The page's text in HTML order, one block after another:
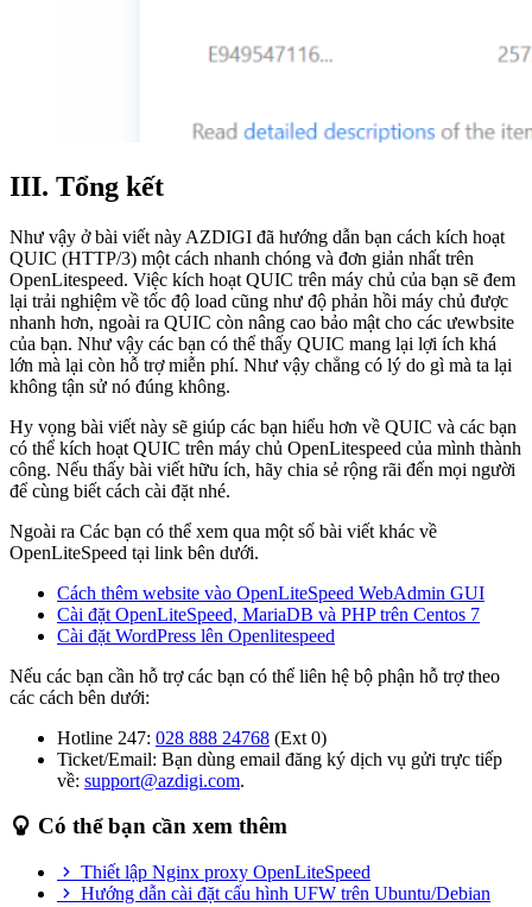
III. Tổng kết
Như vậy ở bài viết này AZDIGI đã hướng dẫn bạn cách kích hoạt
QUIC (HTTP/3) một cách nhanh chóng và đơn giản nhất trên
OpenLitespeed. Việc kích hoạt QUIC trên máy chủ của bạn sẽ đem
lại trải nghiệm về tốc độ load cũng như độ phản hồi máy chủ được
nhanh hơn, ngoài ra QUIC còn nâng cao bảo mật cho các ưewbsite
của bạn. Như vậy các bạn có thể thấy QUIC mang lại lợi ích khá
lớn mà lại còn hỗ trợ miễn phí. Như vậy chẳng có lý do gì mà ta lại
không tận sử nó đúng không.
Hy vọng bài viết này sẽ giúp các bạn hiểu hơn về QUIC và các bạn
có thể kích hoạt QUIC trên máy chủ OpenLitespeed của mình thành
công. Nếu thấy bài viết hữu ích, hãy chia sẻ rộng rãi đến mọi người
để cùng biết cách cài đặt nhé.
Ngoài ra Các bạn có thể xem qua một số bài viết khác về
OpenLiteSpeed tại link bên dưới.
Cách thêm website vào OpenLiteSpeed WebAdmin GUI
Cài đặt OpenLiteSpeed, MariaDB và PHP trên Centos 7
Cài đặt WordPress lên Openlitespeed
Nếu các bạn cần hỗ trợ các bạn có thể liên hệ bộ phận hỗ trợ theo
các cách bên dưới:
Hotline 247: 028 888 24768 (Ext 0)
Ticket/Email: Bạn dùng email đăng ký dịch vụ gửi trực tiếp
về: support@azdigi.com.
Có thể bạn cần xem thêm
Thiết lập Nginx proxy OpenLiteSpeed
Hướng dẫn cài đặt cấu hình UFW trên Ubuntu/Debian